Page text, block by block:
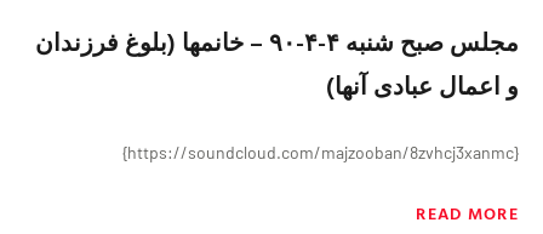
مجلس صبح شنبه ۴-۴-۹۰ – خانمها (بلوغ فرزندان
و اعمال عبادی آنها)
{https://soundcloud.com/majzooban/8zvhcj3xanmc}
READ MORE